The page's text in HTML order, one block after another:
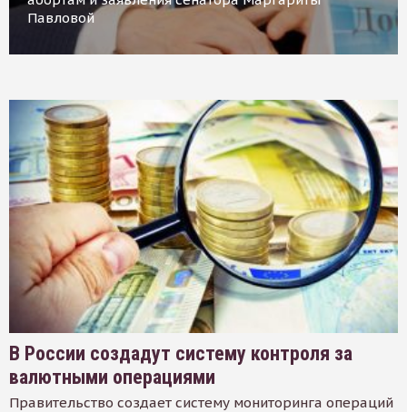
Павловой
В России создадут систему контроля за
валютными операциями
Правительство создает систему мониторинга операций